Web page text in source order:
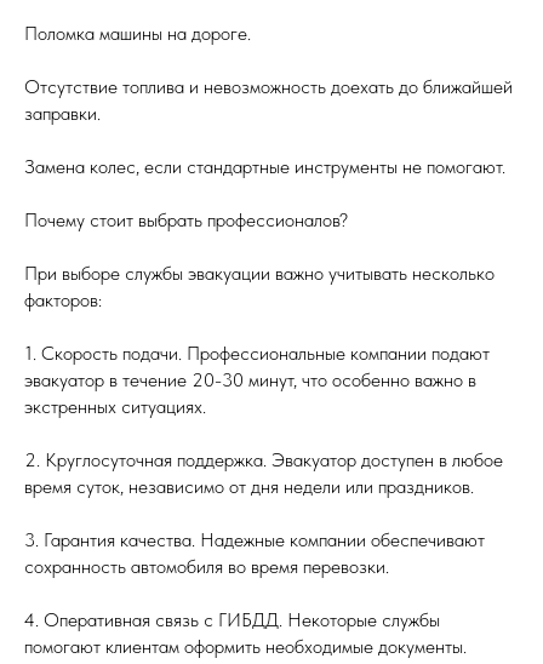
Поломка машины на дороге.
Отсутствие топлива и невозможность доехать до ближайшей
заправки.
Замена колес, если стандартные инструменты не помогают.
Почему стоит выбрать профессионалов?
При выборе службы эвакуации важно учитывать несколько
факторов:
1. Скорость подачи. Профессиональные компании подают
эвакуатор в течение 20-30 минут, что особенно важно в
экстренных ситуациях.
2. Круглосуточная поддержка. Эвакуатор доступен в любое
время суток, независимо от дня недели или праздников.
3. Гарантия качества. Надежные компании обеспечивают
сохранность автомобиля во время перевозки.
4. Оперативная связь с ГИБДД. Некоторые службы
помогают клиентам оформить необходимые документы.